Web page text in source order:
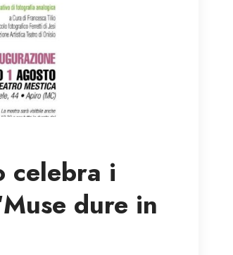
celebra i
dure in